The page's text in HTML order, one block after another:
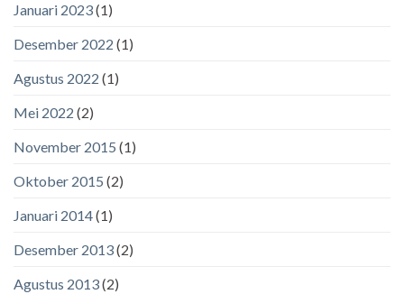
Januari 2023(1)
Desember 2022 (1)
Agustus 2022 (1)
Mei 2022 (2)
November 2015 (1)
Oktober 2015 (2)
Januari 2014(1)
Desember 2013(2)
Agustus 2013(2)